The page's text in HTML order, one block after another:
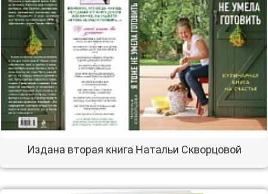
Издана вторая книга Натальи Скворцовой